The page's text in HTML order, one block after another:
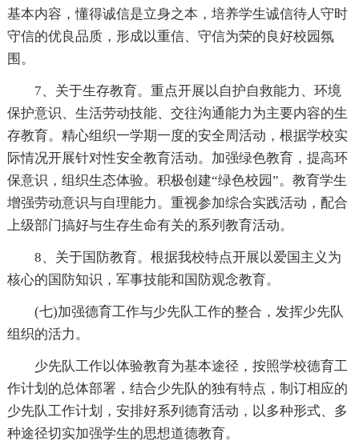
基本内容，懂得诚信是立身之本，培养学生诚信待人守时
守信的优良品质，形成以重信、守信为荣的良好校园氛
围。
7、关于生存教育。重点开展以自护自救能力、环境
保护意识、生活劳动技能、交往沟通能力为主要内容的生
存教育。精心组织一学期一度的安全周活动，根据学校实
际情况开展针对性安全教育活动。加强绿色教育，提高环
保意识，组织生态体验。积极创建“绿色校园”。教育学生
增强劳动意识与自理能力。重视参加综合实践活动，配合
上级部门搞好与生存生命有关的系列教育活动。
8、关于国防教育。根据我校特点开展以爱国主义为
核心的国防知识，军事技能和国防观念教育。
(七)加强德育工作与少先队工作的整合，发挥少先队
组织的活力。
少先队工作以体验教育为基本途径，按照学校德育工
作计划的总体部署，结合少先队的独有特点，制订相应的
少先队工作计划，安排好系列德育活动，以多种形式、多
种途径切实加强学生的思想道德教育。